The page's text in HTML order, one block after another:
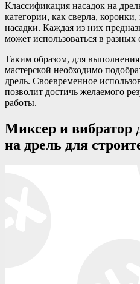
Классификация насадок на
категории, как сверла,
насадки. Каждая из них
может использоваться в разных
Таким образом, для
мастерской необходимо
дрель. Своевременное
позволит достичь желаемого
работы.
Миксер и вибратор
на дрель для